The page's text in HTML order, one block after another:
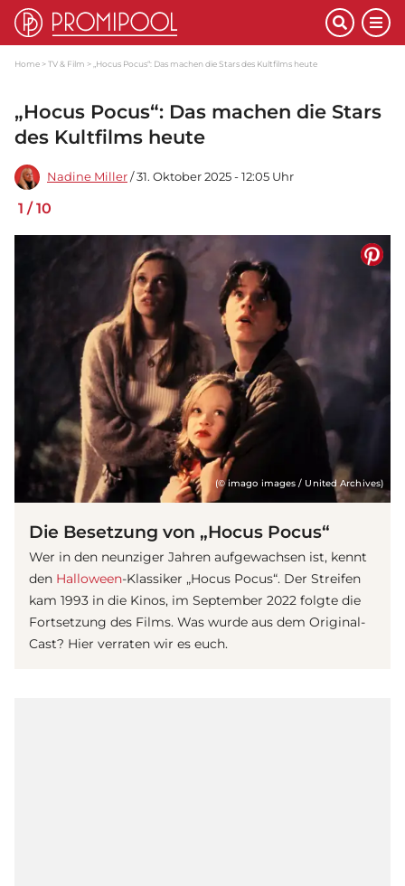
Home TV & Film „Hocus Pocus“: Das machen die Stars des Kultfilms heute
„Hocus Pocus“: Das machen die Stars
des Kultfilms heute
Nadine Miller / 31. Oktober 2025 - 12:05 Uhr
1 /10
(© imago images / United Archives)
Die Besetzung von „Hocus Pocus“
Wer in den neunziger Jahren aufgewachsen ist, kennt
den Halloween-Klassiker „Hocus Pocus“. Der Streifen
kam 1993 in die Kinos, im September 2022 folgte die
Fortsetzung des Films. Was wurde aus dem Original-
Cast? Hier verraten wir es euch.